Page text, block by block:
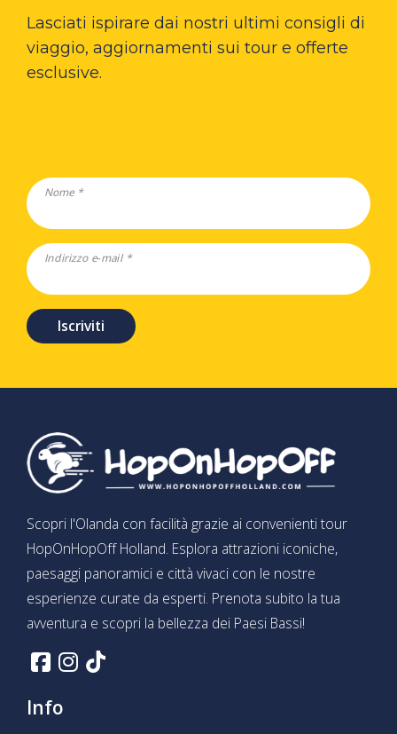
Lasciati ispirare dai nostri ultimi consigli di
viaggio, aggiornamenti sui tour e offerte
esclusive.
Nome *
Indirizzo e-mail *
Iscriviti
Scopri l'Olanda con facilità grazie ai convenienti tour
HopOnHopOff Holland. Esplora attrazioni iconiche,
paesaggi panoramici e città vivaci con le nostre
esperienze curate da esperti. Prenota subito la tua
avventura e scopri la bellezza dei Paesi Bassi!
Info